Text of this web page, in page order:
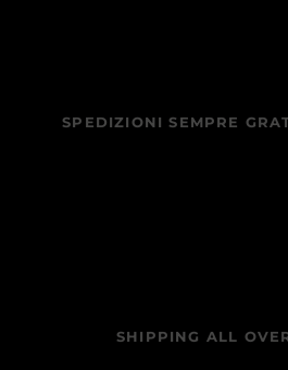
SPEDIZIONI SEMPRE
SHIPPING ALL